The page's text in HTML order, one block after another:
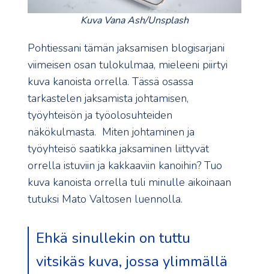
Kuva Vana Ash/Unsplash
Pohtiessani tämän jaksamisen blogisarjani
viimeisen osan tulokulmaa, mieleeni piirtyi
kuva kanoista orrella. Tässä osassa
tarkastelen jaksamista johtamisen,
työyhteisön ja työolosuhteiden
näkökulmasta. Miten johtaminen ja
työyhteisö saatikka jaksaminen liittyvät
orrella istuviin ja kakkaaviin kanoihin? Tuo
kuva kanoista orrella tuli minulle aikoinaan
tutuksi Mato Valtosen luennolla.
Ehkä sinullekin on tuttu
vitsikäs kuva, jossa ylimmällä